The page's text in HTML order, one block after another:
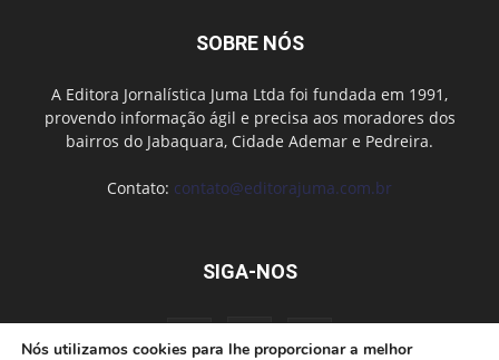
SOBRE NÓS
A Editora Jornalística Juma Ltda foi fundada em 1991,
provendo informação ágil e precisa aos moradores dos
bairros do Jabaquara, Cidade Ademar e Pedreira.
Contato: contato@editorajuma.com.br
SIGA-NOS
Nós utilizamos cookies para lhe proporcionar a melhor